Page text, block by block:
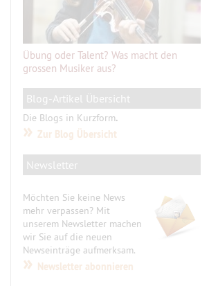
Übung oder Talent? Was macht den
grossen Musiker aus?
Blog-Artikel Übersicht
Die Blogs in Kurzform.
» Zur Blog Übersicht
Newsletter
Möchten Sie keine News
mehr verpassen? Mit
unserem Newsletter machen
wir Sie auf die neuen
Newseinträge aufmerksam.
» Newsletter abonnieren